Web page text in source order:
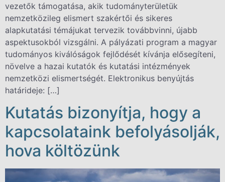
vezetők támogatása, akik tudományterületük
nemzetközileg elismert szakértői és sikeres
alapkutatási témájukat tervezik továbbvinni, újabb
aspektusokból vizsgálni. A pályázati program a magyar
tudományos kiválóságok fejlődését kívánja elősegíteni,
növelve a hazai kutatók és kutatási intézmények
nemzetközi elismertségét. Elektronikus benyújtás
határideje: […]
Kutatás bizonyítja, hogy a
kapcsolataink befolyásolják,
hova költözünk